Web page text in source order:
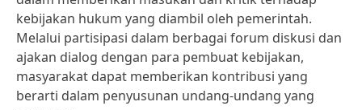
kebijakan hukum yang diambil oleh pemerintah.
Melalui partisipasi dalam berbagai forum diskusi dan
ajakan dialog dengan para pembuat kebijakan,
masyarakat dapat memberikan kontribusi yang
berarti dalam penyusunan undang-undang yang